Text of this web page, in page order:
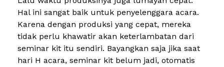
Hal ini sangat baik untuk penyelenggara acara.
Karena dengan produksi yang cepat, mereka
tidak perlu khawatir akan keterlambatan dari
seminar kit itu sendiri. Bayangkan saja jika saat
hari H acara, seminar kit belum jadi, otomatis